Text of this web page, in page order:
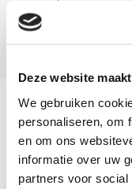
Deze website
We gebruiken
personaliseren, om
en om ons
informatie over uw
partners voor